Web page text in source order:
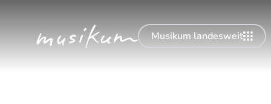
Musikum landesweit